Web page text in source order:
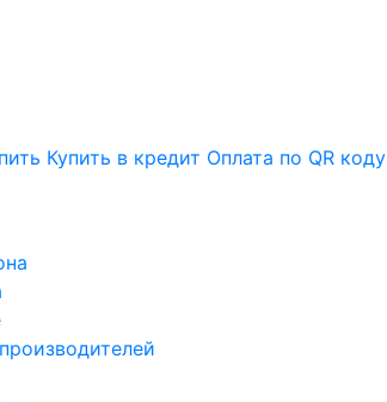
Купить в кредит Оплата по QR коду